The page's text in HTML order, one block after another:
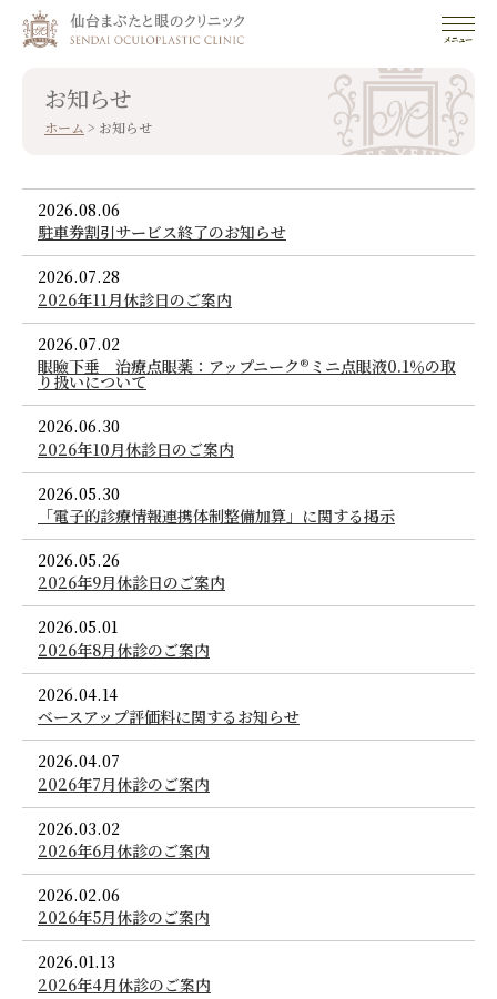
お知らせ
ホーム > お知らせ
2026.08.06
駐車券割引サービス終了のお知らせ
2026.07.28
2026年11月休診日のご案内
2026.07.02
眼瞼下垂 治療点眼薬：アップニーク®ミニ点眼液0.1％の取
り扱いについて
2026.06.30
2026年10月休診日のご案内
2026.05.30
「電子的診療情報連携体制整備加算」に関する掲示
2026.05.26
2026年9月休診日のご案内
2026.05.01
2026年8月休診のご案内
2026.04.14
ベースアップ評価料に関するお知らせ
2026.04.07
2026年7月休診のご案内
2026.03.02
2026年6月休診のご案内
2026.02.06
2026年5月休診のご案内
2026.01.13
2026年4月休診のご案内